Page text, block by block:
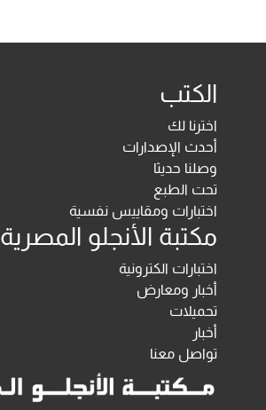
الكتب
اخترنا لك
أحدث الإصدارات
وصلنا حديثا
تحت الطبع
اختبارات ومقاييس نفسية
مكتبة الأنجلو المصرية
اختبارات الكترونية
أخبار ومعارض
تحميلات
أخبار
تواصل معنا